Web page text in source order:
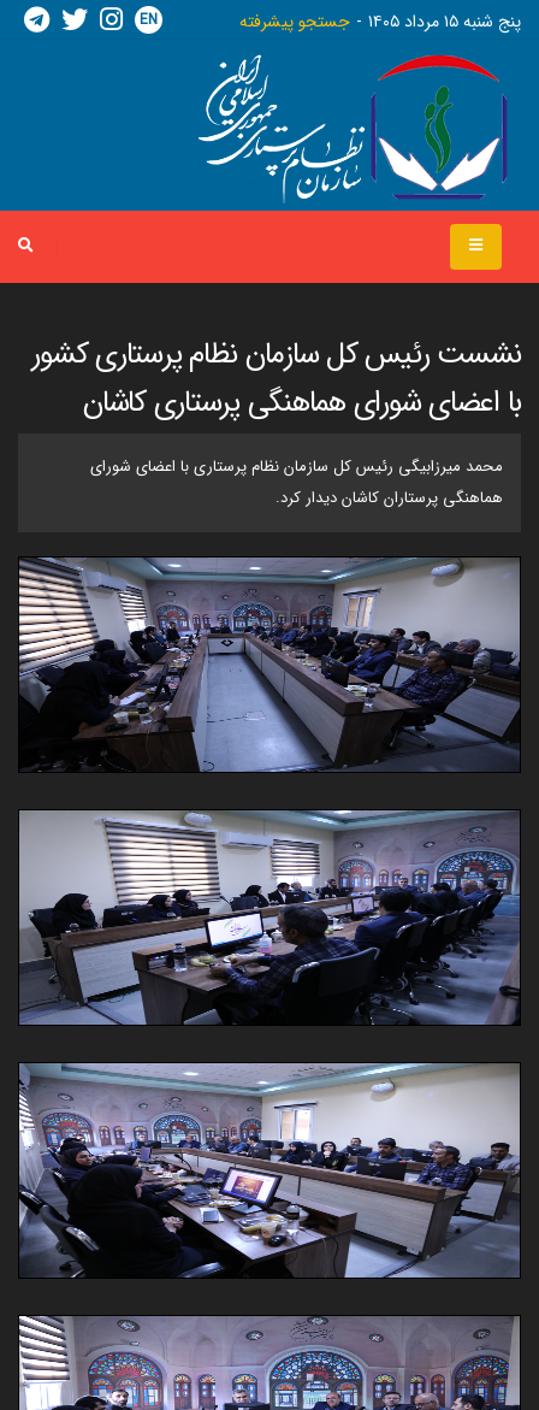
پنج شنبه ١٥ مرداد ١٤٠٥ جستجو پیشرفته EN
نشست رئیس کل سازمان نظام پرستاری کشور
با اعضای شورای هماهنگی پرستاری کاشان
محمد میرزابیگی رئیس کل سازمان نظام پرستاری با اعضای شورای
هماهنگی پرستاران کاشان دیدار کرد.